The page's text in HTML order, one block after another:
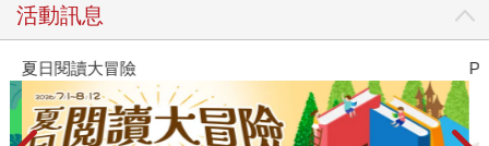
活動訊息
夏日閱讀大冒險